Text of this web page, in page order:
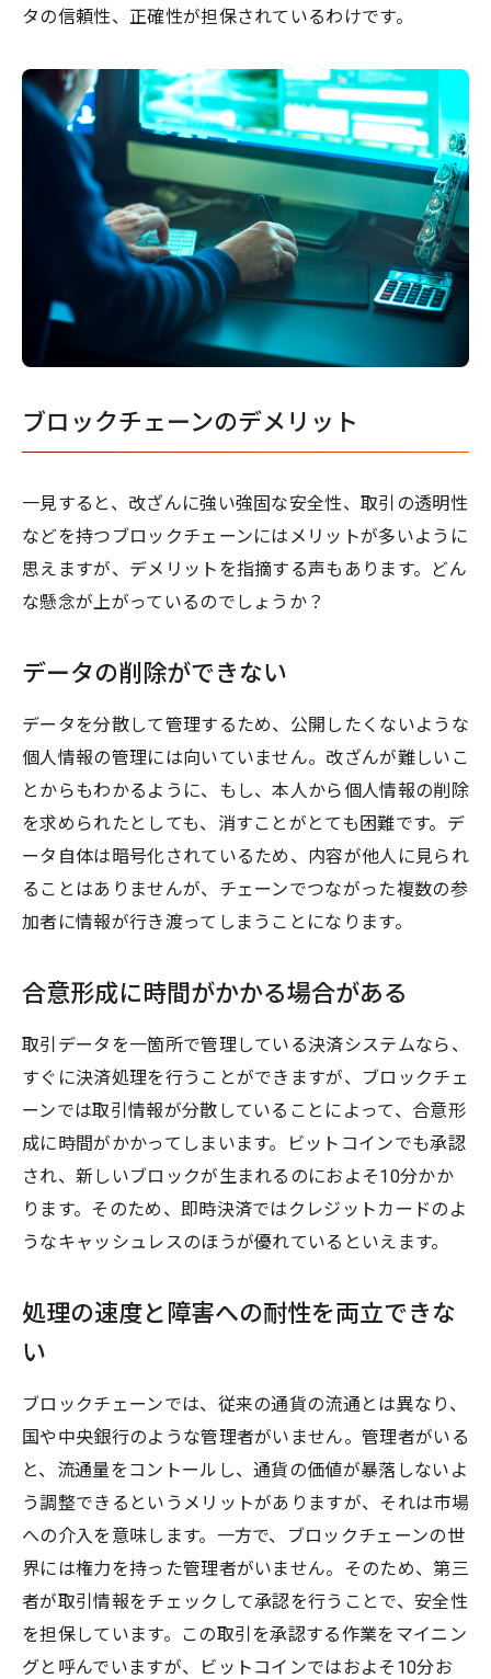
タの信頼性、正確性が担保されているわけです。
ブロックチェーンのデメリット
一見すると、改ざんに強い強固な安全性、取引の透明性
などを持つブロックチェーンにはメリットが多いように
思えますが、デメリットを指摘する声もあります。どん
な懸念が上がっているのでしょうか？
データの削除ができない
データを分散して管理するため、公開したくないような
個人情報の管理には向いていません。改ざんが難しいこ
とからもわかるように、もし、本人から個人情報の削除
を求められたとしても、消すことがとても困難です。デ
ータ自体は暗号化されているため、内容が他人に見られ
ることはありませんが、チェーンでつながった複数の参
加者に情報が行き渡ってしまうことになります。
合意形成に時間がかかる場合がある
取引データを一箇所で管理している決済システムなら、
すぐに決済処理を行うことができますが、ブロックチェ
ーンでは取引情報が分散していることによって、合意形
成に時間がかかってしまいます。ビットコインでも承認
され、新しいブロックが生まれるのにおよそ10分かか
ります。そのため、即時決済ではクレジットカードのよ
うなキャッシュレスのほうが優れているといえます。
処理の速度と障害への耐性を両立できな
い
ブロックチェーンでは、従来の通貨の流通とは異なり、
国や中央銀行のような管理者がいません。管理者がいる
と、流通量をコントールし、通貨の価値が暴落しないよ
う調整できるというメリットがありますが、それは市場
への介入を意味します。一方で、ブロックチェーンの世
界には権力を持った管理者がいません。そのため、第三
者が取引情報をチェックして承認を行うことで、安全性
を担保しています。この取引を承認する作業をマイニン
グと呼んでいますが、ビットコインではおよそ10分お